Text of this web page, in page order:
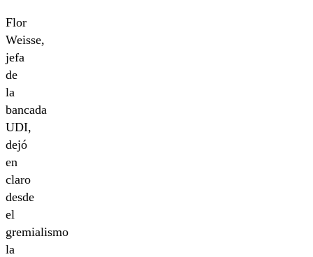
Flor
Weisse,
jefa
de
la
bancada
UDI,
dejó
en
claro
desde
el
gremialismo
la